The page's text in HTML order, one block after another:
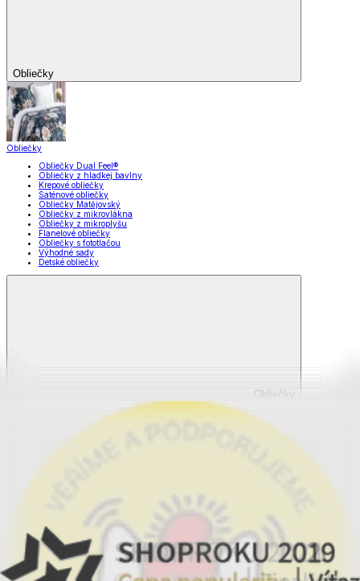
Obliečky
Obliečky
Obliečky Dual Feel®
Obliečky z hladkej bavlny
Krepové obliečky
Saténové obliečky
Obliečky Matějovský
Obliečky z mikrovlákna
Obliečky z mikroplyšu
Flanelové obliečky
Obliečky s fototlačou
Výhodné sady
Detské obliečky
Obliečky
Zobraziť všetko
Všetko z Obliečky